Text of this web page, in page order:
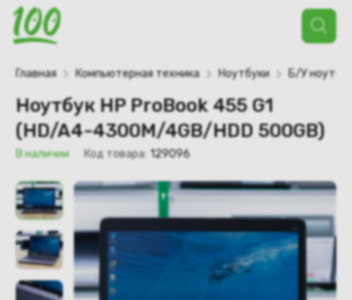
Поиск
товаров
Главная Компьютерная техника Ноутбуки Б/У
Ноутбук HP ProBook 455 G1
(HD/A4-4300M/4GB/HDD 500GB)
В наличии Код товара: 129096